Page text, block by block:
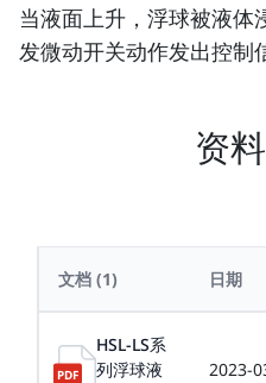
当液面上升，浮球被液体
发微动开关动作发出控制
资
文档 (1) 日期
HSL-LS系
列浮球液
2023-